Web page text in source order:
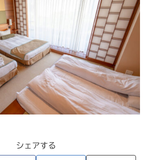
シェアする